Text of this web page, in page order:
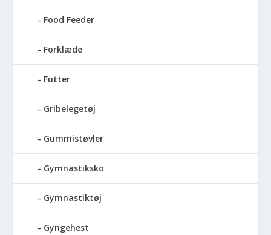
Food Feeder
Forklæde
Futter
Gribelegetøj
Gummistøvler
Gymnastiksko
Gymnastiktøj
Gyngehest